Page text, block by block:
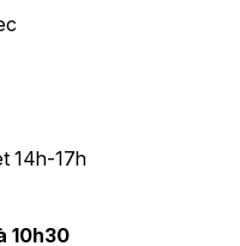
14h-17h
10h30